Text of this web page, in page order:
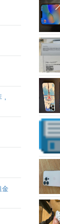
金